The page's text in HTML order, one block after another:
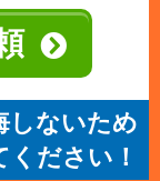
しないため
ださい！